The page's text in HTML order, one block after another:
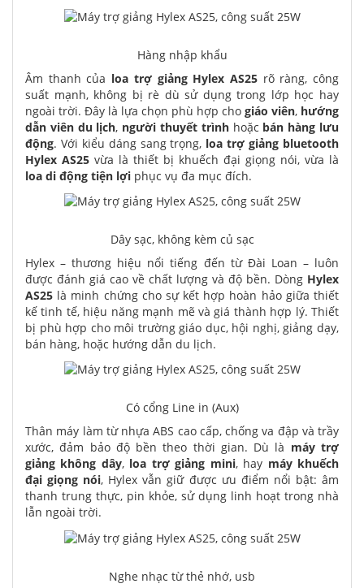
Hàng nhập khẩu
Âm thanh của loa trợ giảng Hylex AS25rõ ràng, công
suất mạnh, không bị rè dù sử dụng trong lớp học hay
ngoài trời. Đây là lựa chọn phù hợp cho giáo viên, hướng
dẫn viên du lịch, người thuyết trìnhhoặc bán hàng lưu
động. Với kiểu dáng sang trọng, loa trợ giảng bluetooth
Hylex AS25 vừa là thiết bị khuếch đại giọng nói, vừa là
loa di động tiện lợi phục vụ đa mục đích.
Dây sạc, không kèm củ sạc
Hylex – thương hiệu nổi tiếng đến từ Đài Loan – luôn
được đánh giá cao về chất lượng và độ bền. Dòng Hylex
AS25 là minh chứng cho sự kết hợp hoàn hảo giữa thiết
kế tinh tế, hiệu năng mạnh mẽ và giá thành hợp lý. Thiết
bị phù hợp cho môi trường giáo dục, hội nghị, giảng dạy,
bán hàng, hoặc hướng dẫn du lịch.
Có cổng Line in (Aux)
Thân máy làm từ nhựa ABS cao cấp, chống va đập và trầy
xước, đảm bảo độ bền theo thời gian. Dù là máy trợ
giảng không dây, loa trợ giảng mini, hay máy khuếch
đại giọng nói, Hylex vẫn giữ được ưu điểm nổi bật: âm
thanh trung thực, pin khỏe, sử dụng linh hoạt trong nhà
lẫn ngoài trời.
Nghe nhạc từ thẻ nhớ, usb